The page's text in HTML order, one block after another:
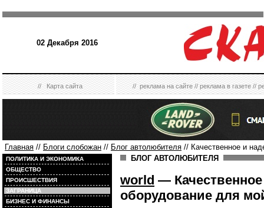
02 Декабря 2016
//Карта сайта //реклама на сайте//реклама в газете//
Главная // Блоги слобожан // Блог автолюбителя // Качественное и
ПОЛИТИКА И ЭКОНОМИКА
ОБЩЕСТВО
ПРОИСШЕСТВИЯ
ЗАГРАНИЦА
БИЗНЕС И ФИНАНСЫ
БЛОГ АВТОЛЮБИТЕЛЯ
world —
оборудование для